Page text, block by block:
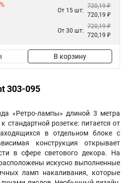
От 15 шт:
720,19 ₽
720,19 ₽
От 30 шт:
720,19 ₽
720,19 ₽
В корзину
303-095
«Ретро-лампы» длиной 3 метра
стандартной розетке: питается от
в отдельном блоке с
конструкция открывает
в сфере светового декора. На
искусно выполненные
ламп накаливания, которые